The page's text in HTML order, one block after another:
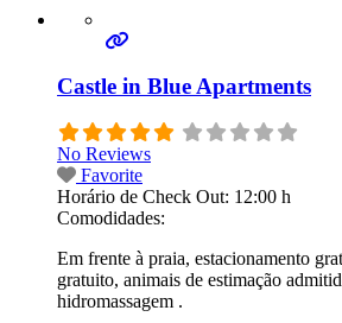
Castle in Blue Apartments
No Reviews
Favorite
Horário de Check Out: 12:00 h
Comodidades:
Em frente à praia, estacionamento
gratuito, animais de estimação
hidromassagem .